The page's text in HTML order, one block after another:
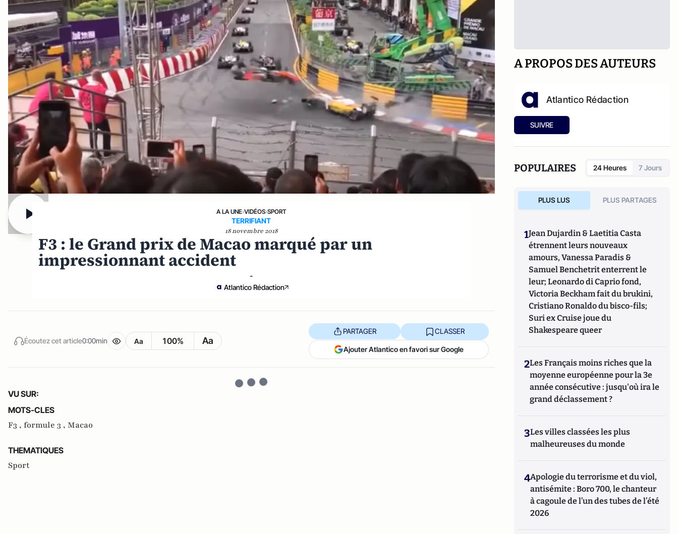
A LA UNE›VIDÉOS›SPORT
TERRIFIANT
18 novembre 2018
F3 : le Grand prix de Macao marqué par un
impressionnant accident
-
Atlantico Rédaction
Écoutez cet article0:00min Aa 100% Aa
PARTAGER CLASSER
Ajouter Atlantico en favori sur Google
VU SUR:
MOTS-CLES
F3 , formule 3 , Macao
THEMATIQUES
Sport
A PROPOS DES AUTEURS
Atlantico Rédaction
SUIVRE
POPULAIRES 24 Heures 7 Jours
PLUS LUS PLUS PARTAGES
1Jean Dujardin & Laetitia Casta
étrennent leurs nouveaux
amours, Vanessa Paradis &
Samuel Benchetrit enterrent le
leur; Leonardo di Caprio fond,
Victoria Beckham fait du brukini,
Cristiano Ronaldo du bisco-fils;
Suri ex Cruise joue du
Shakespeare queer
2Les Français moins riches que la
moyenne européenne pour la 3e
année consécutive : jusqu'où ira le
grand déclassement ?
3Les villes classées les plus
malheureuses du monde
4Apologie du terrorisme et du viol,
antisémite : Boro 700, le chanteur
à cagoule de l’un des tubes de l’été
2026